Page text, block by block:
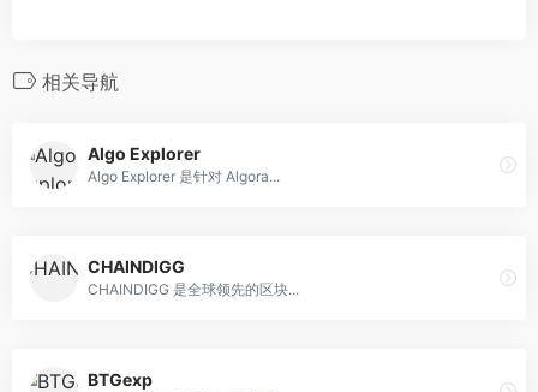
相关导航
Algo Explorer
Algo Explorer 是针对 Algora...
CHAINDIGG
CHAINDIGG 是全球领先的区块...
BTGexp